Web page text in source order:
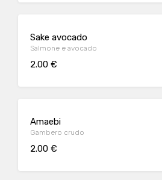
Sake avocado
Salmone e avocado
2.00 €
Amaebi
Gambero crudo
2.00 €